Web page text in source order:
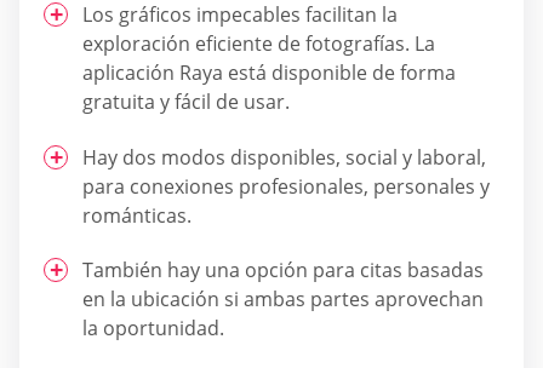
Los gráficos impecables facilitan la
exploración eficiente de fotografías. La
aplicación Raya está disponible de forma
gratuita y fácil de usar.
Hay dos modos disponibles, social y laboral,
para conexiones profesionales, personales y
románticas.
También hay una opción para citas basadas
en la ubicación si ambas partes aprovechan
la oportunidad.